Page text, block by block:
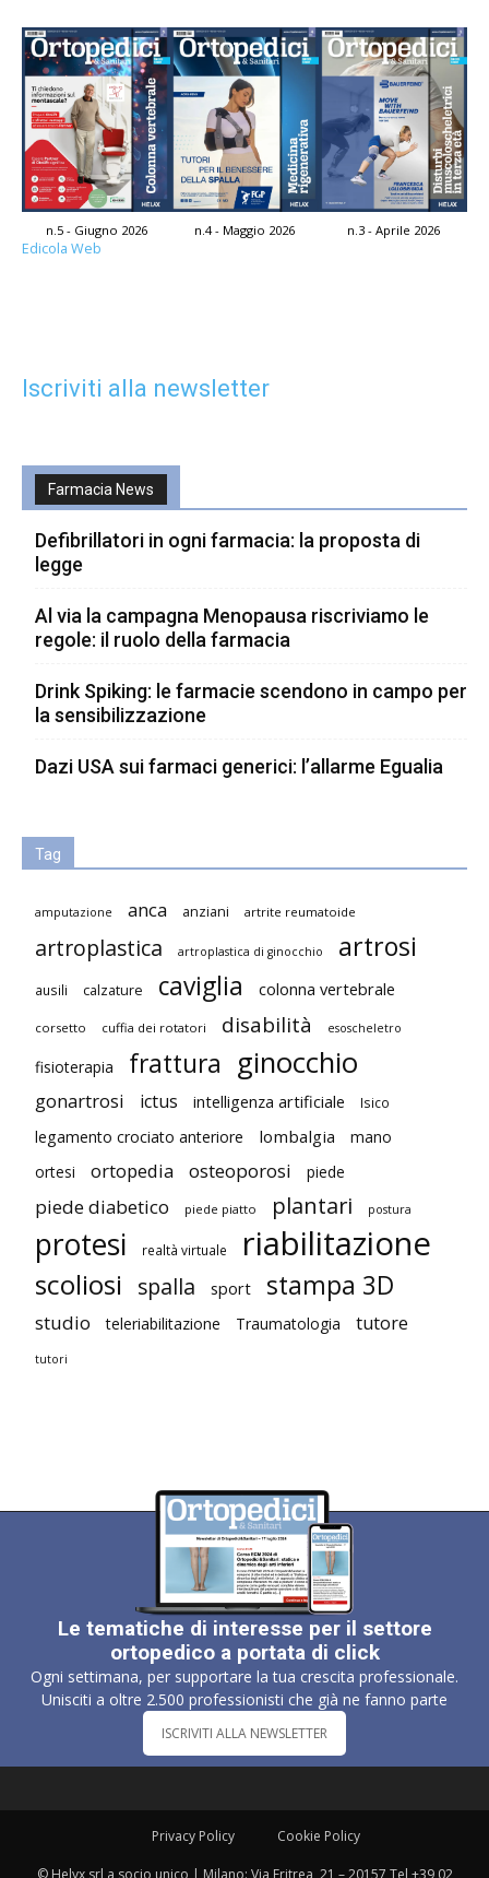
n.5 - Giugno 2026 n.4 - Maggio 2026 n.3 - Aprile 2026
Edicola Web
Iscriviti alla newsletter
Farmacia News
Defibrillatori in ogni farmacia: la proposta di
legge
Al via la campagna Menopausa riscriviamo le
regole: il ruolo della farmacia
Drink Spiking: le farmacie scendono in campo per
la sensibilizzazione
Dazi USA sui farmaci generici: l’allarme Egualia
Tag
amputazione anca anziani artrite reumatoide
artroplastica artroplastica di ginocchio artrosi
ausili calzature caviglia colonna vertebrale
corsetto cuffia dei rotatori disabilità esoscheletro
fisioterapia frattura ginocchio
gonartrosi ictus intelligenza artificiale Isico
legamento crociato anteriore lombalgia
mano
ortesi
ortopedia osteoporosi piede
piede diabetico piede piatto plantari postura
protesi realtà virtuale riabilitazione
scoliosi spalla sport stampa 3D
studio teleriabilitazione Traumatologia tutore
tutori
Le tematiche di interesse per il settore
ortopedico a portata di click
Ogni settimana, per supportare la tua crescita professionale.
Unisciti a oltre 2.500 professionisti che già ne fanno parte
ISCRIVITI ALLA NEWSLETTER
Privacy Policy Cookie Policy
© Helyx srl a socio unico | Milano: Via Eritrea, 21 – 20157 Tel +39 02